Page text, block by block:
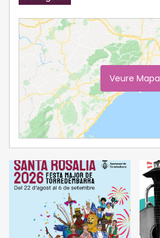
Veure Mapa